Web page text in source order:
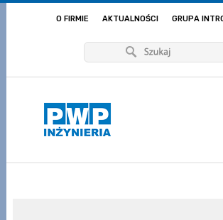
O FIRMIE AKTUALNOŚCI GRUPA